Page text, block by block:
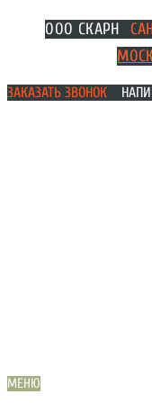
Перейти
ООО СКАРН
ЗАКАЗАТЬ ЗВОНОК
МЕНЮ